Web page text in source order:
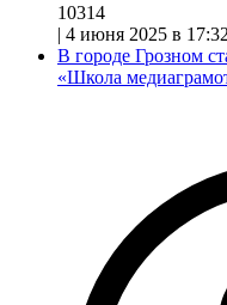
10314
| 4 июня 2025 в 17:32
В городе Грозном
«Школа